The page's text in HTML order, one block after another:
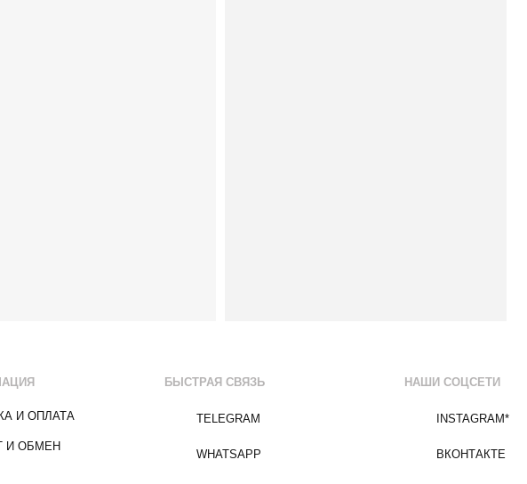
И ОПЛАТА
И ОБМЕН
БЫСТРАЯ СВЯЗЬ
TELEGRAM
WHATSAPP
НАШИ СОЦСЕТИ
INSTAGRAM*
ВКОНТАКТЕ